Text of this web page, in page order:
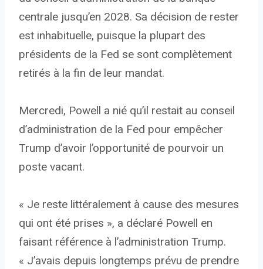
centrale jusqu’en 2028. Sa décision de rester
est inhabituelle, puisque la plupart des
présidents de la Fed se sont complètement
retirés à la fin de leur mandat.
Mercredi, Powell a nié qu’il restait au conseil
d’administration de la Fed pour empêcher
Trump d’avoir l’opportunité de pourvoir un
poste vacant.
« Je reste littéralement à cause des mesures
qui ont été prises », a déclaré Powell en
faisant référence à l’administration Trump.
« J’avais depuis longtemps prévu de prendre